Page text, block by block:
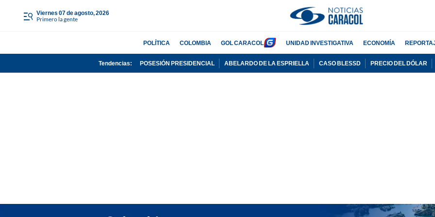
viernes 07 de agosto, 2026
Primero la gente
POLÍTICA COLOMBIA GOL CARACOL UNIDAD INVESTIGATIVA ECONOMÍA
Tendencias: POSESIÓN PRESIDENCIAL ABELARDO DE LA ESPRIELLA CASO BLESSD PRECIO DEL DÓLAR